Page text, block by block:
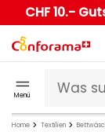
CHF 10.-
Menü
Home Textilien